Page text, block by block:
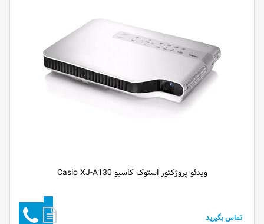
ویدئو پروژکتور استوک کاسیو Casio XJ-A130
تماس بگیرید